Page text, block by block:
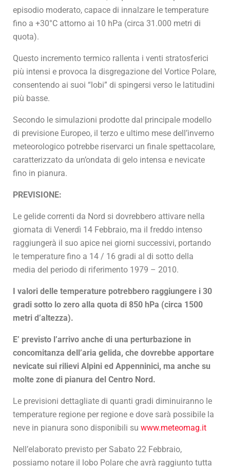
episodio moderato, capace di innalzare le temperature
fino a +30°C attorno ai 10 hPa (circa 31.000 metri di
quota).
Questo incremento termico rallenta i venti stratosferici
più intensi e provoca la disgregazione del Vortice Polare,
consentendo ai suoi “lobi” di spingersi verso le latitudini
più basse.
Secondo le simulazioni prodotte dal principale modello
di previsione Europeo, il terzo e ultimo mese dell’inverno
meteorologico potrebbe riservarci un finale spettacolare,
caratterizzato da un’ondata di gelo intensa e nevicate
fino in pianura.
PREVISIONE:
Le gelide correnti da Nord si dovrebbero attivare nella
giornata di Venerdì 14 Febbraio, ma il freddo intenso
raggiungerà il suo apice nei giorni successivi, portando
le temperature fino a 14 / 16 gradi al di sotto della
media del periodo di riferimento 1979 – 2010.
I valori delle temperature potrebbero raggiungere i 30
gradi sotto lo zero alla quota di 850 hPa (circa 1500
metri d’altezza).
E’ previsto l’arrivo anche di una perturbazione in
concomitanza dell’aria gelida, che dovrebbe apportare
nevicate sui rilievi Alpini ed Appenninici, ma anche su
molte zone di pianura del Centro Nord.
Le previsioni dettagliate di quanti gradi diminuiranno le
temperature regione per regione e dove sarà possibile la
neve in pianura sono disponibili su www.meteomag.it
Nell’elaborato previsto per Sabato 22 Febbraio,
possiamo notare il lobo Polare che avrà raggiunto tutta